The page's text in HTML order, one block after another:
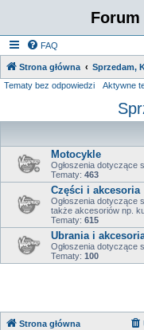
Forum
FAQ
Strona główna Sprzedam,
Tematy bez odpowiedzi Aktywne
Motocykle
Ogłoszenia dotyczące
Tematy: 463
Części i akcesoria
Ogłoszenia dotyczące
także akcesoriów np.
Tematy: 615
Ubrania i
Ogłoszenia dotyczące
Tematy: 100
Strona główna